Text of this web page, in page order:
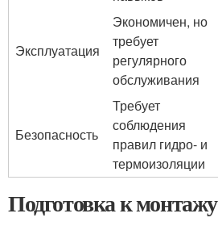
Эксплуатация
Экономичен, но
требует
регулярного
обслуживания
Безопасность
Требует
соблюдения
правил гидро- и
термоизоляции
Подготовка к монтажу